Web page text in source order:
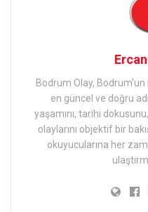
Bodrum Olay,
en güncel ve doğru
yaşamını, tarihi
olaylarını objektif bir
okuyucularına her